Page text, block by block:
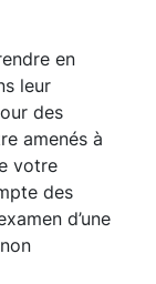
en
leur
des
amenés à
votre
des
d’une